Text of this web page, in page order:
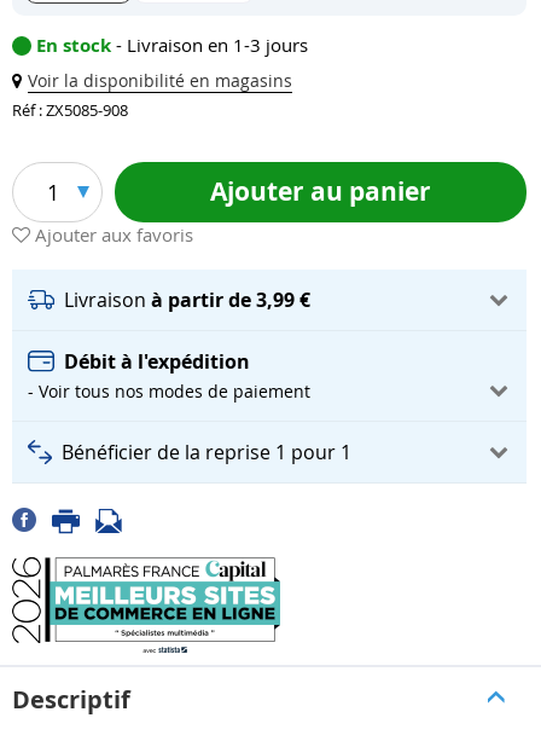
En stock - Livraison en 1-3 jours
Voir la disponibilité en magasins
Réf : ZX5085-908
1 Ajouter au panier
Ajouter aux favoris
Livraison à partir de 3,99 €
Débit à l'expédition
- Voir tous nos modes de paiement
Bénéficier de la reprise 1 pour 1
Descriptif